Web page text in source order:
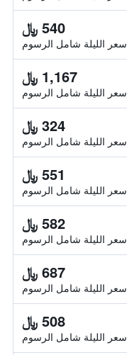
540 ﷼
سعر الليلة شامل الرسوم
1,167 ﷼
سعر الليلة شامل الرسوم
324 ﷼
سعر الليلة شامل الرسوم
551 ﷼
سعر الليلة شامل الرسوم
582 ﷼
سعر الليلة شامل الرسوم
687 ﷼
سعر الليلة شامل الرسوم
508 ﷼
سعر الليلة شامل الرسوم